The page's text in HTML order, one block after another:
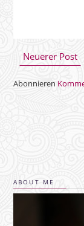
Neuerer Post
Abonnieren
ABOUT ME